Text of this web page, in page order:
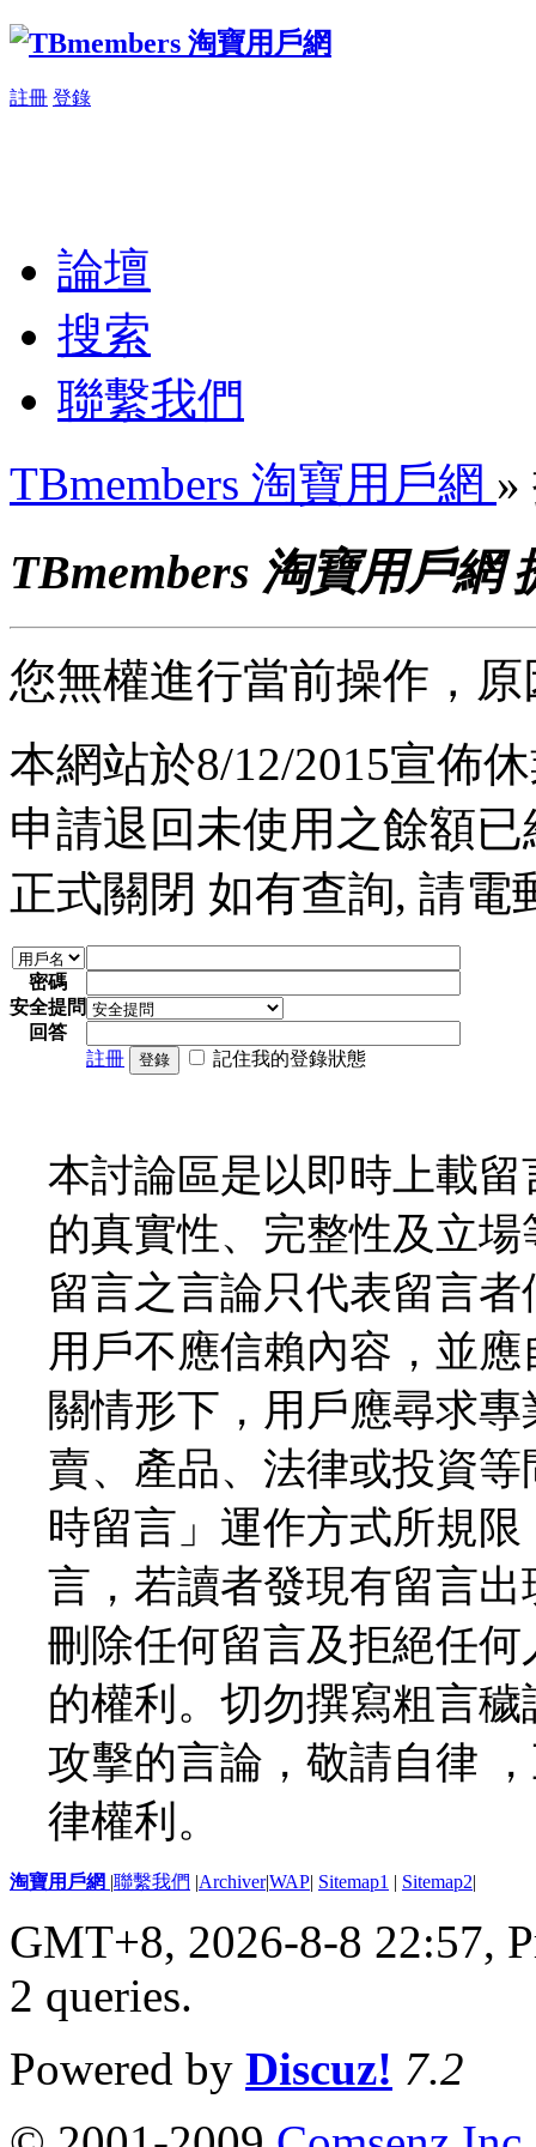
註冊 登錄
論壇
搜索
聯繫我們
TBmembers 淘寶用戶網 »
TBmembers 淘寶用戶網
您無權進行當前操作，
本網站於8/12/2015宣佈
申請退回未使用之餘額
正式關閉 如有查詢, 請電
密碼
安全提問
回答
註冊
登錄 記住我的登錄狀態
本討論區是以即時上載
的真實性、完整性及立
留言之言論只代表留言
用戶不應信賴內容，並
關情形下，用戶應尋求
賣、產品、法律或投資
時留言」運作方式所規
言，若讀者發現有留言
刪除任何留言及拒絕任
的權利。切勿撰寫粗言
攻擊的言論，敬請自律
律權利。
淘寶用戶網 |聯繫我們 |Archiver|WAP| Sitemap1 | Sitemap2|
GMT+8, 2026-8-8 22:57,
2 queries.
Powered by Discuz! 7.2